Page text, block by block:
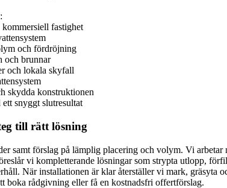
fastighet
och fördröjning
och brunnar
och lokala skyfall
skydda konstruktionen
snyggt slutresultat
till rätt lösning
samt förslag på lämplig placering och volym. Vi
vi kompletterande lösningar som strypta utlopp,
När installationen är klar återställer vi mark, gräsyta
boka rådgivning eller få en kostnadsfri offertförslag.